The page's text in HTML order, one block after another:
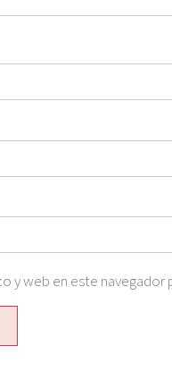
y web en este navegador